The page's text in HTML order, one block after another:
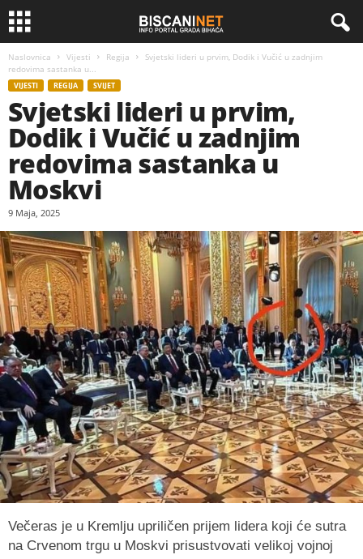
Naslovnica Vijesti Regija
Svjetski lideri u prvim, Dodik i Vučić u zadnjim
redovima sastanka u...
VIJESTI REGIJA SVIJET
Svjetski lideri u prvim,
Dodik i Vučić u zadnjim
redovima sastanka u
Moskvi
9 Maja, 2025
Večeras je u Kremlju upriličen prijem lidera koji će sutra
na Crvenom trgu u Moskvi prisustvovati velikoj vojnoj